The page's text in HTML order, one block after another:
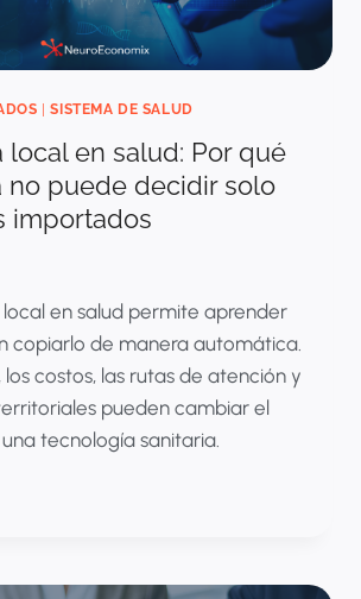
|SISTEMA DE SALUD
local en salud: Por qué
no puede decidir solo
importados
en salud permite aprender
copiarlo de manera automática.
los costos, las rutas de atención y
pueden cambiar el
tecnología sanitaria.